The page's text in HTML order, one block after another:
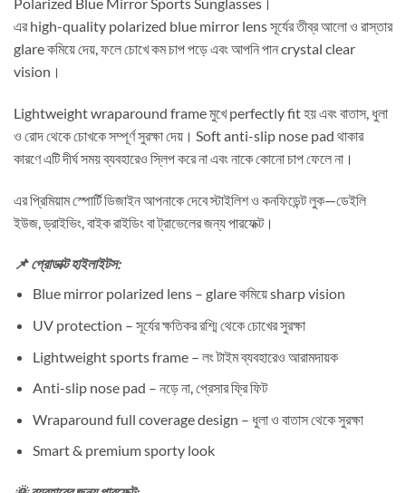
এর high-quality polarized blue mirror lens সূর্যের তীব্র আলো ও রাস্তার
glare কমিয়ে দেয়, ফলে চোখে কম চাপ পড়ে এবং আপনি পান crystal clear
vision।
Lightweight wraparound frame মুখে perfectly fit হয় এবং বাতাস, ধুলা
ও রোদ থেকে চোখকে সম্পূর্ণ সুরক্ষা দেয়। Soft anti-slip nose pad থাকার
কারণে এটি দীর্ঘ সময় ব্যবহারেও স্লিপ করে না এবং নাকে কোনো চাপ ফেলে না।
এর প্রিমিয়াম স্পোর্টি ডিজাইন আপনাকে দেবে স্টাইলিশ ও কনফিডেন্ট লুক—ডেইলি
ইউজ, ড্রাইভিং, বাইক রাইডিং বা ট্রাভেলের জন্য পারফেক্ট।
📌 প্রোডাক্ট হাইলাইটস:
Blue mirror polarized lens – glare কমিয়ে sharp vision
UV protection – সূর্যের ক্ষতিকর রশ্মি থেকে চোখের সুরক্ষা
Lightweight sports frame – লং টাইম ব্যবহারেও আরামদায়ক
Anti-slip nose pad – নড়ে না, প্রেসার ফ্রি ফিট
Wraparound full coverage design – ধুলা ও বাতাস থেকে সুরক্ষা
Smart & premium sporty look